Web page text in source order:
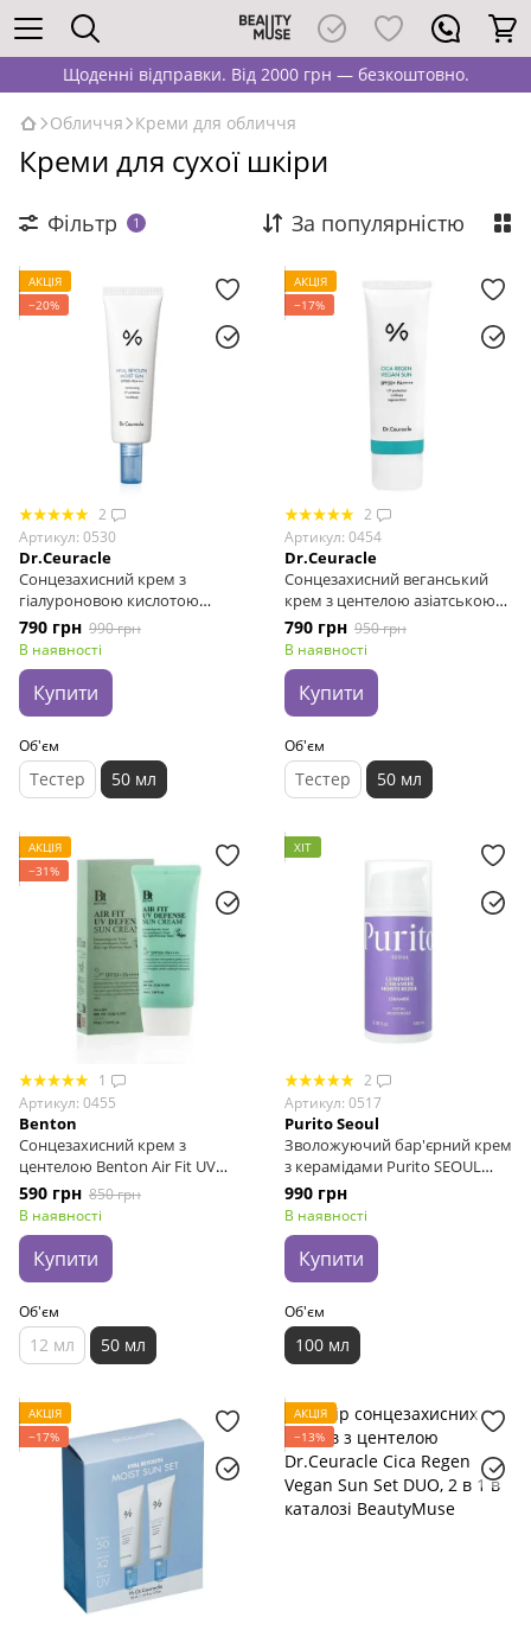
Щоденні відправки. Від 2000 грн — безкоштовно.
Обличчя Креми для обличчя
Креми для сухої шкіри
Фільтр 1 За популярністю
АКЦІЯ
−20%
2
Артикул: 0530
Dr.Ceuracle
Сонцезахисний крем з
гіалуроновою кислотою
Dr.Ceuracle Hyal Reyouth Moist
Sun SPF 50 / PA++++, 50 мл
790 грн 990 грн
В наявності
Купити
Об'єм
Тестер 50 мл
АКЦІЯ
−17%
2
Артикул: 0454
Dr.Ceuracle
Сонцезахисний веганський
крем з центелою азіатською
Dr.Ceuracle Cica Regen Vegan
Sun SPF50+ PA++++, 50 мл
790 грн 950 грн
В наявності
Купити
Об'єм
Тестер 50 мл
АКЦІЯ
−31%
1
Артикул: 0455
Benton
Сонцезахисний крем з
центелою Benton Air Fit UV
Defense Sun Cream
SPF50+/PA++++, 50 мл
590 грн 850 грн
В наявності
Купити
Об'єм
12 мл 50 мл
ХІТ
2
Артикул: 0517
Purito Seoul
Зволожуючий бар'єрний крем
з керамідами Purito SEOUL
Luminous Ceramide
Moisturizer, 100 мл
990 грн
В наявності
Купити
Об'єм
100 мл
АКЦІЯ
−17%
АКЦІЯ
−13%